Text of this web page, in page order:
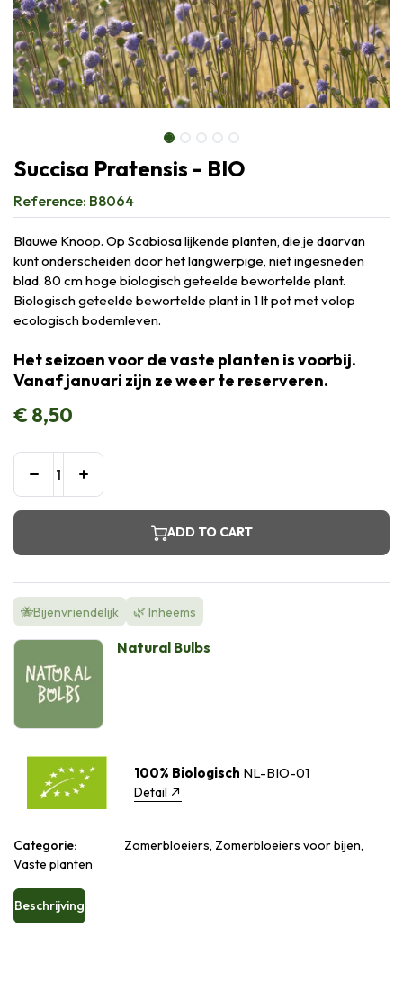
Succisa Pratensis - BIO
Reference: B8064
Blauwe Knoop. Op Scabiosa lijkende planten, die je daarvan
kunt onderscheiden door het langwerpige, niet ingesneden
blad. 80 cm hoge biologisch geteelde bewortelde plant.
Biologisch geteelde bewortelde plant in 1 lt pot met volop
ecologisch bodemleven.
Het seizoen voor de vaste planten is voorbij.
Vanaf januari zijn ze weer te reserveren.
€8,50
ADD TO CART
🐝Bijenvriendelijk 🌿 Inheems
Natural Bulbs
100% Biologisch NL-BIO-01
Detail
Categorie:
Zomerbloeiers, Zomerbloeiers voor bijen,
Vaste planten
Beschrijving